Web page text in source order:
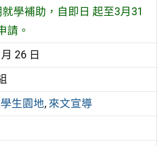
學補助，自即日 起至3月31
請。
26 日
學生園地, 來文宣導